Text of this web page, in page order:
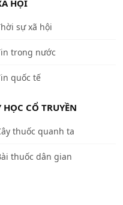
HỘI
sự xã hội
trong nước
quốc tế
HỌC CỔ TRUYỀN
thuốc quanh ta
thuốc dân gian